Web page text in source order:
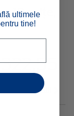
10 spițe,
Vezi detalii
ultimele
tine!